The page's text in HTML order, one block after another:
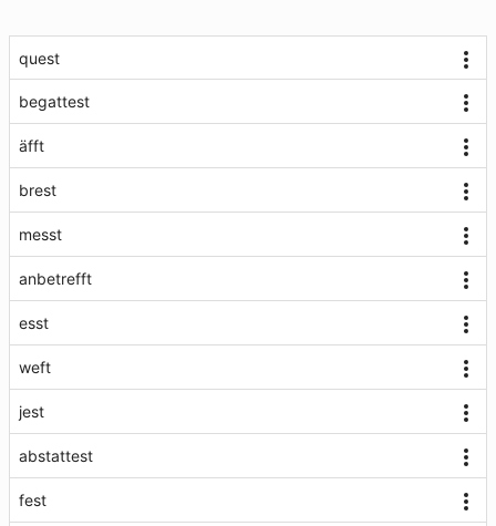
quest
begattest
äfft
brest
messt
anbetrefft
esst
weft
jest
abstattest
fest